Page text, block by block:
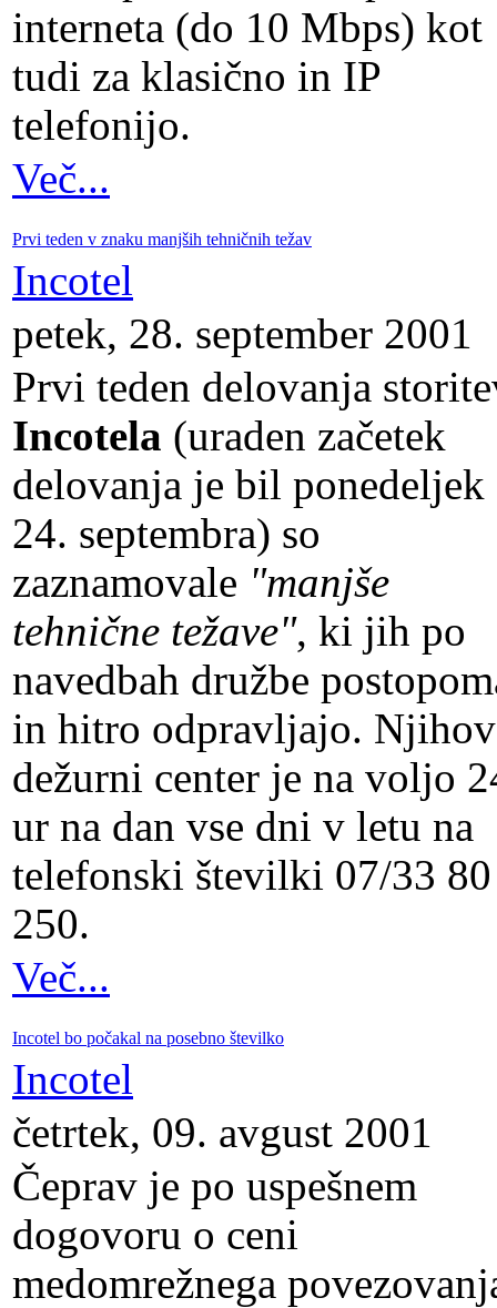
interneta (do 10 Mbps) kot
tudi za klasično in IP
telefonijo.
Več...
Prvi teden v znaku manjših tehničnih težav
Incotel
petek, 28. september 2001
Prvi teden delovanja
Incotela (uraden začetek
delovanja je bil ponedeljek
24. septembra) so
zaznamovale "manjše
tehnične težave", ki jih po
navedbah družbe
in hitro odpravljajo. Njihov
dežurni center je na voljo
ur na dan vse dni v letu na
telefonski številki 07/33 80
250.
Več...
Incotel bo počakal na posebno številko
Incotel
četrtek, 09. avgust 2001
Čeprav je po uspešnem
dogovoru o ceni
medomrežnega